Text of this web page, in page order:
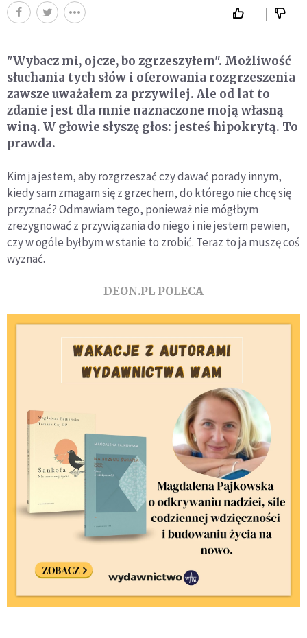
"Wybacz mi, ojcze, bo zgrzeszyłem". Możliwość
słuchania tych słów i oferowania rozgrzeszenia
zawsze uważałem za przywilej. Ale od lat to
zdanie jest dla mnie naznaczone moją własną
winą. W głowie słyszę głos: jesteś hipokrytą. To
prawda.
Kim ja jestem, aby rozgrzeszać czy dawać porady innym,
kiedy sam zmagam się z grzechem, do którego nie chcę się
przyznać? Odmawiam tego, ponieważ nie mógłbym
zrezygnować z przywiązania do niego i nie jestem pewien,
czy w ogóle byłbym w stanie to zrobić. Teraz to ja muszę coś
wyznać.
DEON.PL POLECA